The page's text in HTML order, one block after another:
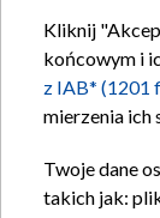
Kliknij
końcowym i
z IAB* (1201
mierzenia ich
Twoje dane
takich jak: